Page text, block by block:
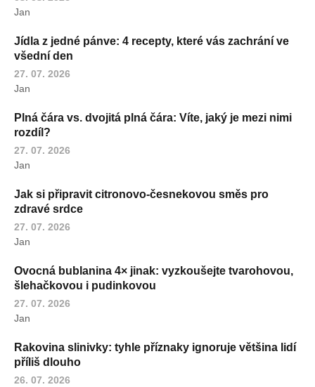
Jan
Jídla z jedné pánve: 4 recepty, které vás zachrání ve
všední den
27. 07. 2026
Jan
Plná čára vs. dvojitá plná čára: Víte, jaký je mezi nimi
rozdíl?
27. 07. 2026
Jan
Jak si připravit citronovo-česnekovou směs pro
zdravé srdce
27. 07. 2026
Jan
Ovocná bublanina 4× jinak: vyzkoušejte tvarohovou,
šlehačkovou i pudinkovou
27. 07. 2026
Jan
Rakovina slinivky: tyhle příznaky ignoruje většina lidí
příliš dlouho
26. 07. 2026